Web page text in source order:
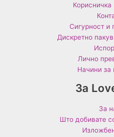
Сигурност и
Дискретно
Лично
Начини за
За
За
Што добивате